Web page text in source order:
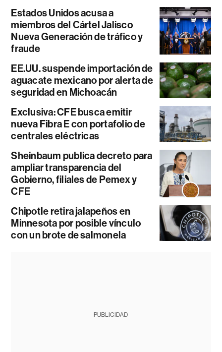
Estados Unidos acusa a
miembros del Cártel Jalisco
Nueva Generación de tráfico y
fraude
EE.UU. suspende importación de
aguacate mexicano por alerta de
seguridad en Michoacán
Exclusiva: CFE busca emitir
nueva Fibra E con portafolio de
centrales eléctricas
Sheinbaum publica decreto para
ampliar transparencia del
Gobierno, filiales de Pemex y
CFE
Chipotle retira jalapeños en
Minnesota por posible vínculo
con un brote de salmonela
PUBLICIDAD